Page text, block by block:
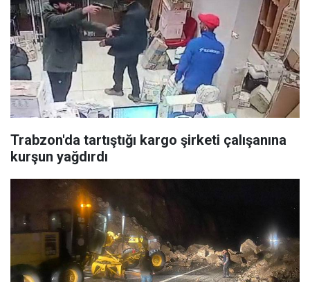
Trabzon'da tartıştığı kargo şirketi çalışanına
kurşun yağdırdı